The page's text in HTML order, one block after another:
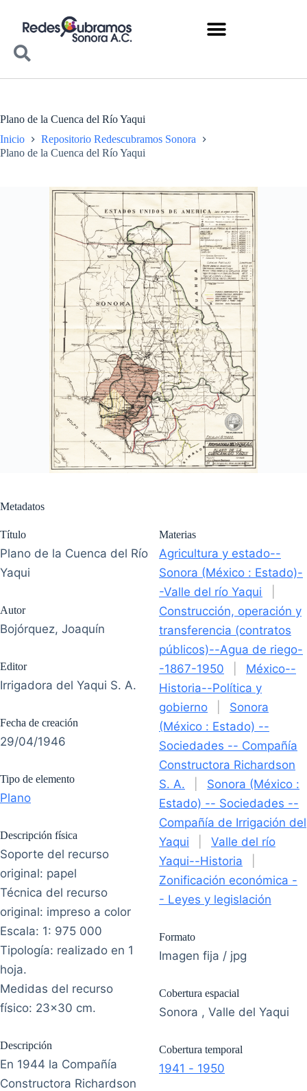
Plano de la Cuenca del Río Yaqui
Inicio
Repositorio Redescubramos Sonora
Plano de la Cuenca del Río Yaqui
Metadatos
Título
Plano de la Cuenca del Río
Yaqui
Autor
Bojórquez, Joaquín
Editor
Irrigadora del Yaqui S. A.
Fecha de creación
29/04/1946
Tipo de elemento
Plano
Descripción física
Soporte del recurso
original: papel
Técnica del recurso
original: impreso a color
Escala: 1: 975 000
Tipología: realizado en 1
hoja.
Medidas del recurso
físico: 23x30 cm.
Descripción
En 1944 la Compañía
Constructora Richardson
Materias
Agricultura y estado--
Sonora (México : Estado)-
-Valle del río Yaqui
Construcción, operación y
transferencia (contratos
públicos)--Agua de riego-
-1867-1950
México--
Historia--Política y
gobierno
Sonora
(México : Estado) --
Sociedades -- Compañía
Constructora Richardson
S. A.
Sonora (México :
Estado) -- Sociedades --
Compañía de Irrigación del
Yaqui
Valle del río
Yaqui--Historia
Zonificación económica -
- Leyes y legislación
Formato
Imagen fija / jpg
Cobertura espacial
Sonora , Valle del Yaqui
Cobertura temporal
1941 - 1950